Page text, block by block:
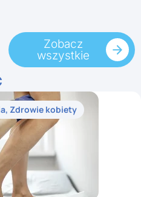
Zobacz
wszystkie
, Zdrowie kobiety